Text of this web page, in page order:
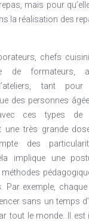
mais pour
la réalisation des
chefs
formateurs,
tant
des personnes
avec ces types de
une très grande
des
implique une
Par exemple,
sans un temps
tout le monde. Il est